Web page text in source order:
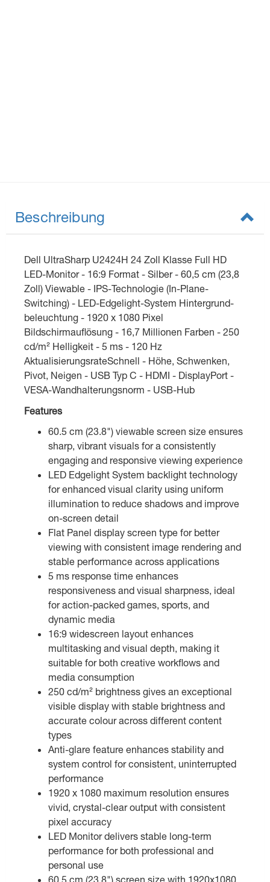
Beschreibung
Dell UltraSharp U2424H 24 Zoll Klasse Full HD
LED-Monitor - 16:9 Format - Silber - 60,5 cm (23,8
Zoll) Viewable - IPS-Technologie (In-Plane-
Switching) - LED-Edgelight-System Hintergrund-
beleuchtung - 1920 x 1080 Pixel
Bildschirmauflösung - 16,7 Millionen Farben - 250
cd/m² Helligkeit - 5 ms - 120 Hz
AktualisierungsrateSchnell - Höhe, Schwenken,
Pivot, Neigen - USB Typ C - HDMI - DisplayPort -
VESA-Wandhalterungsnorm - USB-Hub
Features
60.5 cm (23.8") viewable screen size ensures
sharp, vibrant visuals for a consistently
engaging and responsive viewing experience
LED Edgelight System backlight technology
for enhanced visual clarity using uniform
illumination to reduce shadows and improve
on-screen detail
Flat Panel display screen type for better
viewing with consistent image rendering and
stable performance across applications
5 ms response time enhances
responsiveness and visual sharpness, ideal
for action-packed games, sports, and
dynamic media
16:9 widescreen layout enhances
multitasking and visual depth, making it
suitable for both creative workflows and
media consumption
250 cd/m² brightness gives an exceptional
visible display with stable brightness and
accurate colour across different content
types
Anti-glare feature enhances stability and
system control for consistent, uninterrupted
performance
1920 x 1080 maximum resolution ensures
vivid, crystal-clear output with consistent
pixel accuracy
LED Monitor delivers stable long-term
performance for both professional and
personal use
60.5 cm (23.8") screen size with 1920x1080